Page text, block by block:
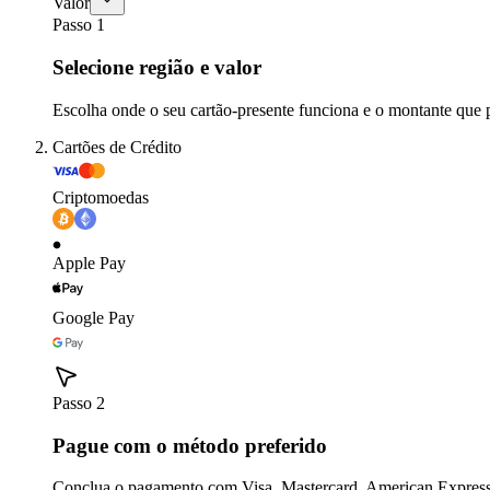
Passo 1
Selecione região e valor
Escolha onde o seu cartão-presente funciona e o montante que
Cartões de Crédito
Criptomoedas
Apple Pay
Google Pay
Passo 2
Pague com o método preferido